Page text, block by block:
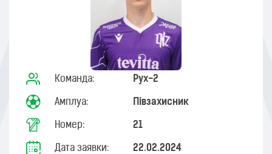
Команда: Рух-2
Амплуа: Півзахисник
Номер: 21
Дата заявки: 22.02.2024